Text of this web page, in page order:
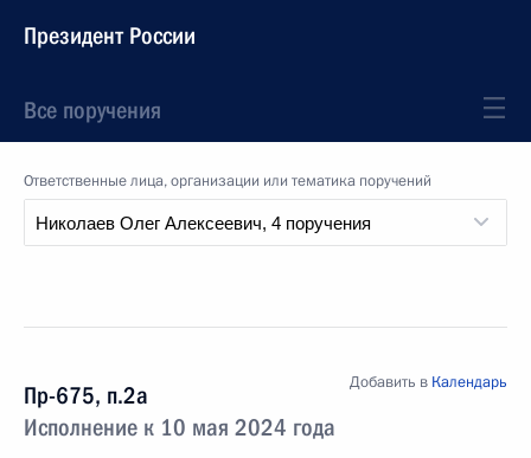
Президент России
Все поручения
Ответственные лица, организации или тематика поручений
Пр-675, п.2а
Исполнение к 10 мая 2024 года
Добавить в Календарь